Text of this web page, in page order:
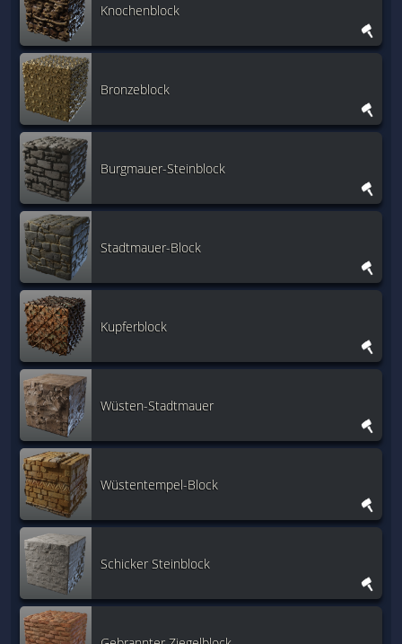
Knochenblock
Bronzeblock
Burgmauer-Steinblock
Stadtmauer-Block
Kupferblock
Wüsten-Stadtmauer
Wüstentempel-Block
Schicker Steinblock